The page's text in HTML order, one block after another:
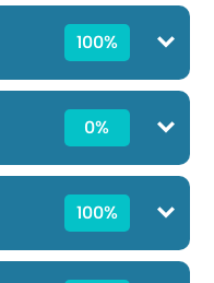
100%
0%
100%